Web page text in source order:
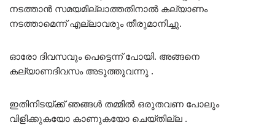
നടത്താൻ സമയമില്ലാത്തതിനാൽ കല്യാണം
നടത്താമെന്ന് എല്ലാവരും തീരുമാനിച്ചു.
ഓരോ ദിവസവും പെട്ടെന്ന് പോയി. അങ്ങനെ
കല്യാണദിവസം അടുത്തുവന്നു .
ഇതിനിടയ്ക്ക് ഞങ്ങൾ തമ്മിൽ ഒരുതവണ പോലും
വിളിക്കുകയോ കാണുകയോ ചെയ്തില്ല .